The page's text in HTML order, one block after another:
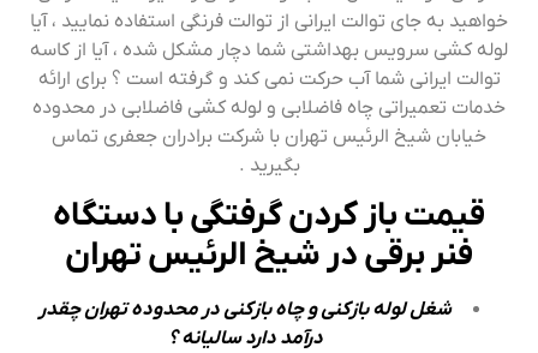
خواهید به جای توالت ایرانی از توالت فرنگی استفاده نمایید ، آیا
لوله کشی سرویس بهداشتی شما دچار مشکل شده ، آیا از کاسه
توالت ایرانی شما آب حرکت نمی کند و گرفته است ؟ برای ارائه
خدمات تعمیراتی چاه فاضلابی و لوله کشی فاضلابی در محدوده
خیابان شیخ الرئیس تهران با شرکت برادران جعفری تماس
بگیرید .
قیمت باز کردن گرفتگی با دستگاه
فنر برقی در شیخ الرئیس تهران
شغل لوله بازکنی و چاه بازکنی در محدوده تهران چقدر
درآمد دارد سالیانه ؟